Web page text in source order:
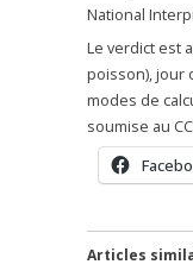
National
Le verdict est
poisson), jour
modes de
soumise au
Articles